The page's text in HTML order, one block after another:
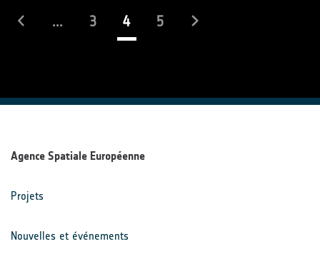
... 3 4(actuel)
5
Agence Spatiale Européenne
Projets
Nouvelles et événements